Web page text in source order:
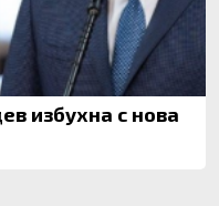
избухна с нова